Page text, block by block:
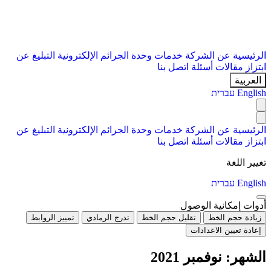
الرئيسية عن الشركة خدمات وحدة الجرائم الإلكترونية التبليغ عن
ابتزاز مقالات أسئلة اتصل بنا
العربية
English עברית
الرئيسية عن الشركة خدمات وحدة الجرائم الإلكترونية التبليغ عن
ابتزاز مقالات أسئلة اتصل بنا
تغيير اللغة
English עברית
أدوات إمكانية الوصول
زيادة حجم الخط تقليل حجم الخط تدرج الرمادي
تمييز الروابط
إعادة تعيين الاعدادات
الشهر: نوفمبر 2021